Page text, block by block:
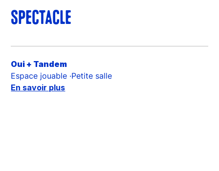
SPECTACLE
Oui + Tandem
Espace jouable ·Petite salle
En savoir plus